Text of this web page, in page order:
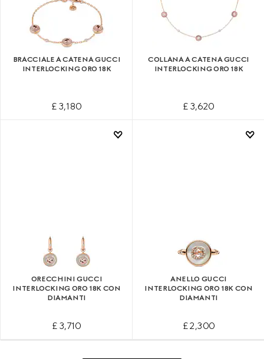
BRACCIALE A CATENA GUCCI
INTERLOCKING ORO 18K
£ 3,180
COLLANA A CATENA GUCCI
INTERLOCKING ORO 18K
£ 3,620
ORECCHINI GUCCI
INTERLOCKING ORO 18K CON
DIAMANTI
£ 3,710
ANELLO GUCCI
INTERLOCKING ORO 18K CON
DIAMANTI
£ 2,300